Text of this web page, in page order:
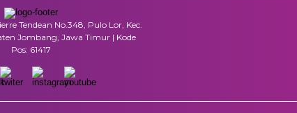
Tendean No.348, Pulo Lor, Kec.
Jombang, Jawa Timur | Kode
Pos: 61417